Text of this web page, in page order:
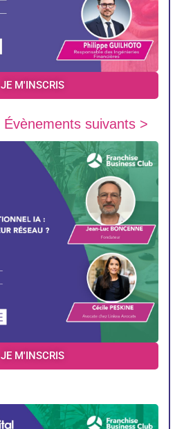
JE M'INSCRIS
Évènements suivants >
JE M'INSCRIS